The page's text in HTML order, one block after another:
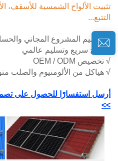
تثبيت الألواح الشمسية للأسقف،
التتبع...
√ تصميم المشروع المجاني
√ إنتاج سريع وتسليم عالمي
√ تخصيص OEM / ODM
√ هياكل من الألومنيوم والصلب
أرسل استفسارًا للحصول على
>>